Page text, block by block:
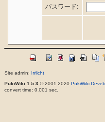
パスワード:
Site admin: Irrlicht
PukiWiki 1.5.3 © 2001-2020 PukiWiki
convert time: 0.001 sec.